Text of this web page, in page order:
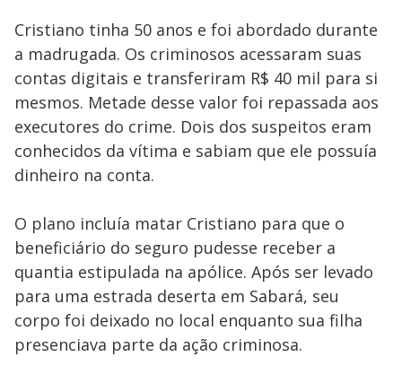
Cristiano tinha 50 anos e foi abordado durante
a madrugada. Os criminosos acessaram suas
contas digitais e transferiram R$ 40 mil para si
mesmos. Metade desse valor foi repassada aos
executores do crime. Dois dos suspeitos eram
conhecidos da vítima e sabiam que ele possuía
dinheiro na conta.
O plano incluía matar Cristiano para que o
beneficiário do seguro pudesse receber a
quantia estipulada na apólice. Após ser levado
para uma estrada deserta em Sabará, seu
corpo foi deixado no local enquanto sua filha
presenciava parte da ação criminosa.